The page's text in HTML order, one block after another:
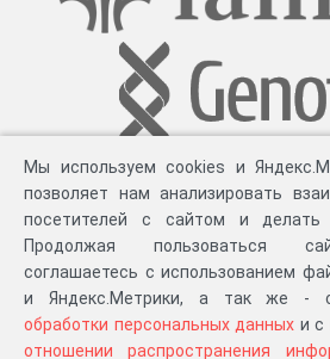
Разработка компании «Великіе предки», 2023-
Персональные данные.Распространение
Мы используем cookies и
позволяет нам анализировать
посетителей с сайтом и делать
Продолжая пользоваться
соглашаетесь с использованием
и Яндекс.Метрики, а так же -
обработки персональных данных и с
отношении распространения